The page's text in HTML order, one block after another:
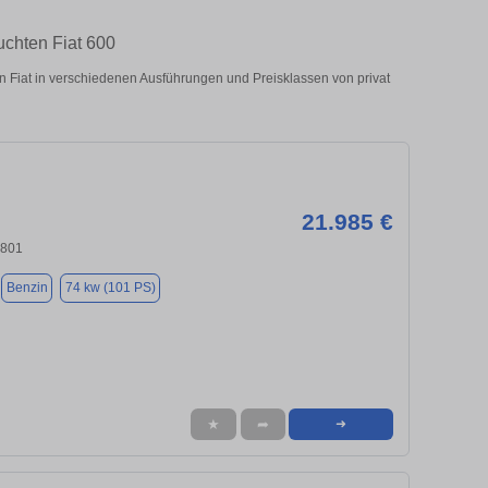
Fiat 600
in verschiedenen Ausführungen und Preisklassen von privat
21.985 €
Benzin 74 kw (101 PS)
★ ➦ ➜